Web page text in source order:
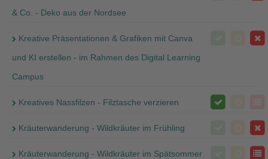
& Co. - Deko aus der Nordsee
Kreative Präsentationen & Grafiken mit Canva
und KI erstellen - im Rahmen des Digital Learning
Campus
Kreatives Nassfilzen - Filztasche verzieren
Kräuterwanderung - Wildkräuter im Frühling
Kräuterwanderung - Wildkräuter im Spätsommer